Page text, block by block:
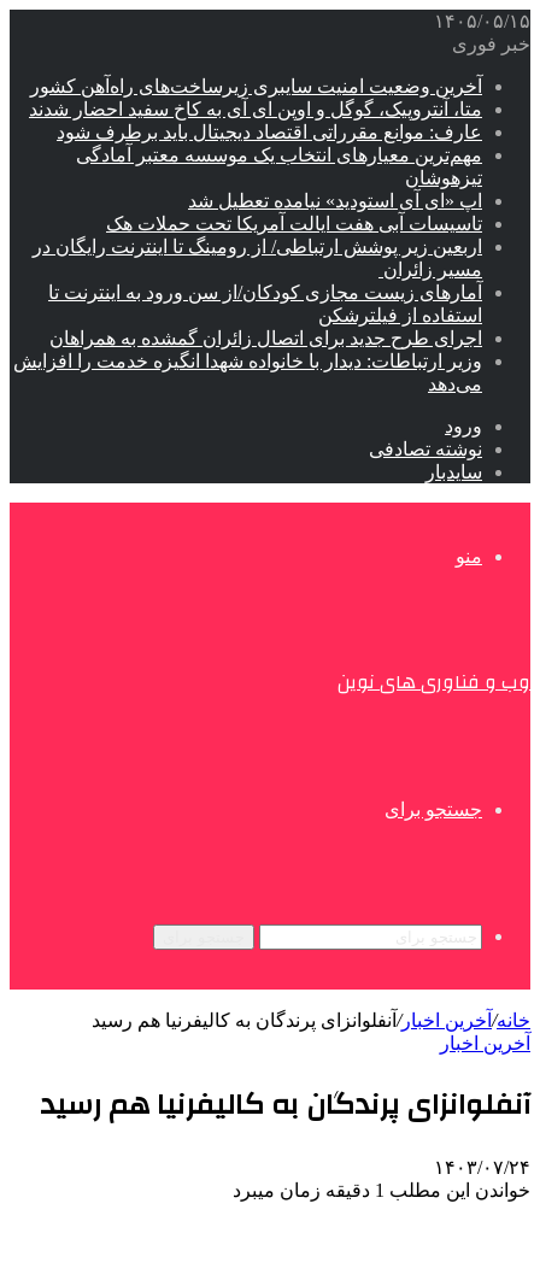
۱۴۰۵/۰۵/۱۵
خبر فوری
آخرین وضعیت امنیت سایبری زیرساخت‌های راه‌آهن کشور
متا، آنتروپیک، گوگل و اوپن ای آی به کاخ سفید احضار شدند
عارف: موانع مقرراتی اقتصاد دیجیتال باید برطرف شود
مهم‌ترین معیارهای انتخاب یک موسسه معتبر آمادگی
تیزهوشان
اپ «ای آی استودید» نیامده تعطیل شد
تاسیسات آبی هفت ایالت آمریکا تحت حملات هک
اربعین زیر پوشش ارتباطی/ از رومینگ تا اینترنت رایگان در
مسیر زائران
آمارهای زیست مجازی کودکان/از سن ورود به اینترنت تا
استفاده از فیلترشکن
اجرای طرح جدید برای اتصال زائران گمشده به همراهان
وزیر ارتباطات: دیدار با خانواده شهدا انگیزه خدمت را افزایش
می‌دهد
ورود
نوشته تصادفی
سایدبار
منو
وب و فناوری های نوین
جستجو برای
خانه/ آخرین اخبار/ آنفلوانزای پرندگان به کالیفرنیا هم رسید
آخرین اخبار
آنفلوانزای پرندگان به کالیفرنیا هم رسید
۱۴۰۳/۰۷/۲۴
خواندن این مطلب 1 دقیقه زمان میبرد